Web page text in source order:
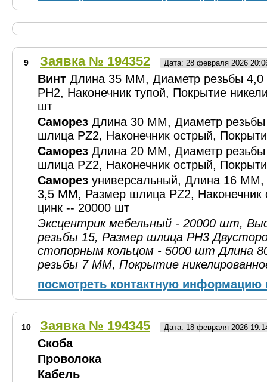
9 Заявка № 194352 Дата: 28 февраля 2026
Винт Длина 35 ММ, Диаметр резьбы
PН2, Наконечник тупой, Покрытие
шт
Саморез Длина 30 ММ, Диаметр
шлица PZ2, Наконечник острый,
Саморез Длина 20 ММ, Диаметр
шлица PZ2, Наконечник острый,
Саморез универсальный, Длина 16 ММ,
3,5 ММ, Размер шлица PZ2, Наконечник
цинк -- 20000 шт
Эксцентрик мебельный - 20000 шт,
резьбы 15, Размер шлица PН3
стопорным кольцом - 5000 шт Длина
резьбы 7 ММ, Покрытие
посмотреть контактную информацию
10 Заявка № 194345 Дата: 18 февраля 2026
Скоба
Проволока
Кабель